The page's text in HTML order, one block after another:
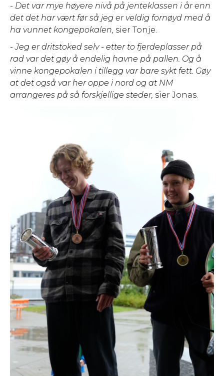
- Det var mye høyere nivå på jenteklassen i år enn
det det har vært før så jeg er veldig fornøyd med å
ha vunnet kongepokalen, sier Tonje.
- Jeg er dritstoked selv - etter to fjerdeplasser på
rad var det gøy å endelig havne på pallen. Og å
vinne kongepokalen i tillegg var bare sykt fett. Gøy
at det også var her oppe i nord og at NM
arrangeres på så forskjellige steder, sier Jonas.